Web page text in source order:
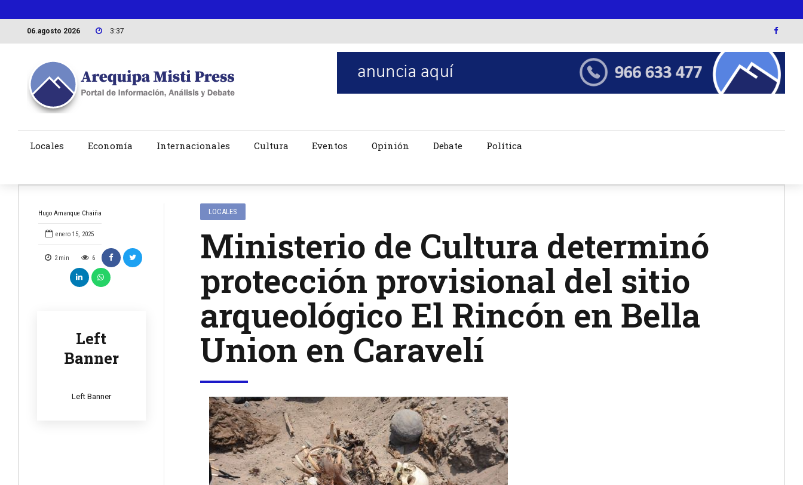
06.agosto 2026 3:37
Locales Economía Internacionales Cultura Eventos Opinión Debate Política
Hugo Amanque Chaiña
enero 15, 2025
2 min 6
Left
Banner
Left Banner
LOCALES
Ministerio de Cultura determinó
protección provisional del sitio
arqueológico El Rincón en Bella
Union en Caravelí